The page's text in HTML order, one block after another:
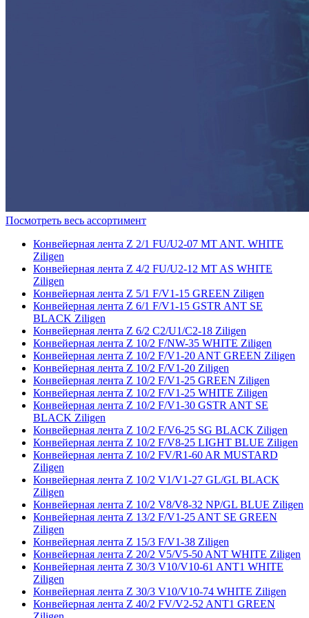
Посмотреть весь ассортимент
Конвейерная лента Z 2/1 FU/U2-07 MT ANT. WHITE
Ziligen
Конвейерная лента Z 4/2 FU/U2-12 MT AS WHITE
Ziligen
Конвейерная лента Z 5/1 F/V1-15 GREEN Ziligen
Конвейерная лента Z 6/1 F/V1-15 GSTR ANT SE
BLACK Ziligen
Конвейерная лента Z 6/2 C2/U1/C2-18 Ziligen
Конвейерная лента Z 10/2 F/NW-35 WHITE Ziligen
Конвейерная лента Z 10/2 F/V1-20 ANT GREEN Ziligen
Конвейерная лента Z 10/2 F/V1-20 Ziligen
Конвейерная лента Z 10/2 F/V1-25 GREEN Ziligen
Конвейерная лента Z 10/2 F/V1-25 WHITE Ziligen
Конвейерная лента Z 10/2 F/V1-30 GSTR ANT SE
BLACK Ziligen
Конвейерная лента Z 10/2 F/V6-25 SG BLACK Ziligen
Конвейерная лента Z 10/2 F/V8-25 LIGHT BLUE Ziligen
Конвейерная лента Z 10/2 FV/R1-60 AR MUSTARD
Ziligen
Конвейерная лента Z 10/2 V1/V1-27 GL/GL BLACK
Ziligen
Конвейерная лента Z 10/2 V8/V8-32 NP/GL BLUE Ziligen
Конвейерная лента Z 13/2 F/V1-25 ANT SE GREEN
Ziligen
Конвейерная лента Z 15/3 F/V1-38 Ziligen
Конвейерная лента Z 20/2 V5/V5-50 ANT WHITE Ziligen
Конвейерная лента Z 30/3 V10/V10-61 ANT1 WHITE
Ziligen
Конвейерная лента Z 30/3 V10/V10-74 WHITE Ziligen
Конвейерная лента Z 40/2 FV/V2-52 ANT1 GREEN